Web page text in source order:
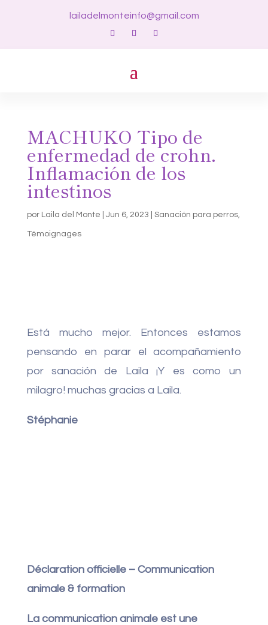
lailadelmonteinfo@gmail.com
MACHUKO Tipo de
enfermedad de crohn.
Inflamación de los
intestinos
por Laila del Monte Jun 6, 2023 Sanación para perros,
Témoignages
Está mucho mejor. Entonces estamos
pensando en parar el acompañamiento
por sanación de Laila ¡Y es como un
milagro! muchas gracias a Laila.
Stéphanie
Déclaration officielle – Communication
animale & formation
La communication animale est une